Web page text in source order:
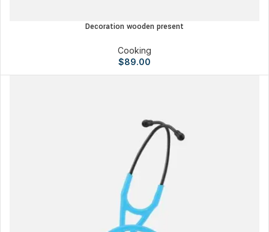
Decoration wooden present
Cooking
$89.00